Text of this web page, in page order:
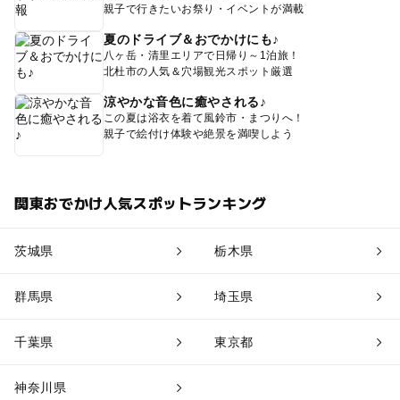
親子で行きたいお祭り・イベントが満載
夏のドライブ＆おでかけにも♪
八ヶ岳・清里エリアで日帰り～1泊旅！
北杜市の人気＆穴場観光スポット厳選
涼やかな音色に癒やされる♪
この夏は浴衣を着て風鈴市・まつりへ！
親子で絵付け体験や絶景を満喫しよう
関東おでかけ人気スポットランキング
茨城県 栃木県
群馬県 埼玉県
千葉県 東京都
神奈川県